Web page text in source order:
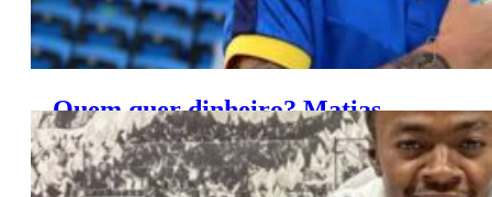
Quem quer dinheiro? Matias
Soulé recusou 30 milhões